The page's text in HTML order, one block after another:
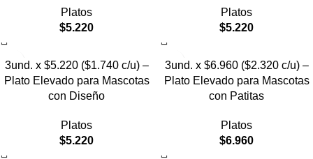
Platos
$5.220
Platos
$5.220
3und. x $5.220 ($1.740 c/u) –
Plato Elevado para Mascotas
con Diseño
Platos
$5.220
3und. x $6.960 ($2.320 c/u) –
Plato Elevado para Mascotas
con Patitas
Platos
$6.960